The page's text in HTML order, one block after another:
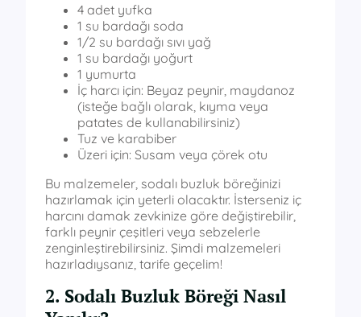
4 adet yufka
1 su bardağı soda
1/2 su bardağı sıvı yağ
1 su bardağı yoğurt
1 yumurta
İç harcı için: Beyaz peynir, maydanoz
(isteğe bağlı olarak, kıyma veya
patates de kullanabilirsiniz)
Tuz ve karabiber
Üzeri için: Susam veya çörek otu
Bu malzemeler, sodalı buzluk böreğinizi
hazırlamak için yeterli olacaktır. İsterseniz iç
harcını damak zevkinize göre değiştirebilir,
farklı peynir çeşitleri veya sebzelerle
zenginleştirebilirsiniz. Şimdi malzemeleri
hazırladıysanız, tarife geçelim!
2. Sodalı Buzluk Böreği Nasıl